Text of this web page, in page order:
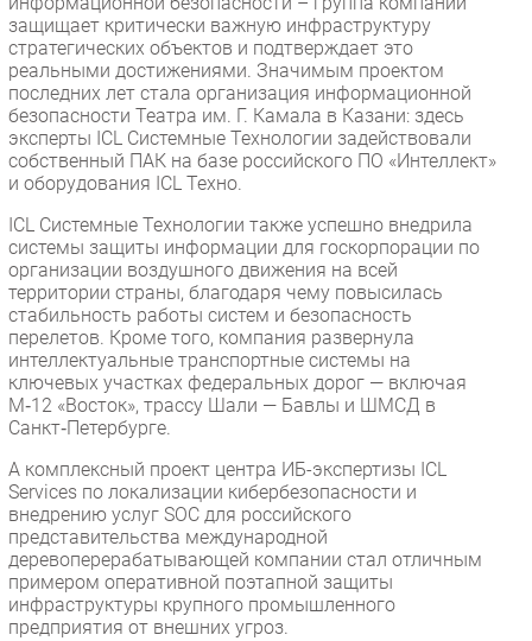
защищает критически важную инфраструктуру
стратегических объектов и подтверждает это
реальными достижениями. Значимым проектом
последних лет стала организация информационной
безопасности Театра им. Г. Камала в Казани: здесь
эксперты ICL Системные Технологии задействовали
собственный ПАК на базе российского ПО «Интеллект»
и оборудования ICL Техно.
ICL Системные Технологии также успешно внедрила
системы защиты информации для госкорпорации по
организации воздушного движения на всей
территории страны, благодаря чему повысилась
стабильность работы систем и безопасность
перелетов. Кроме того, компания развернула
интеллектуальные транспортные системы на
ключевых участках федеральных дорог — включая
М‑12 «Восток», трассу Шали — Бавлы и ШМСД в
Санкт‑Петербурге.
А комплексный проект центра ИБ-экспертизы ICL
Services по локализации кибербезопасности и
внедрению услуг SOC для российского
представительства международной
деревоперерабатывающей компании стал отличным
примером оперативной поэтапной защиты
инфраструктуры крупного промышленного
предприятия от внешних угроз.